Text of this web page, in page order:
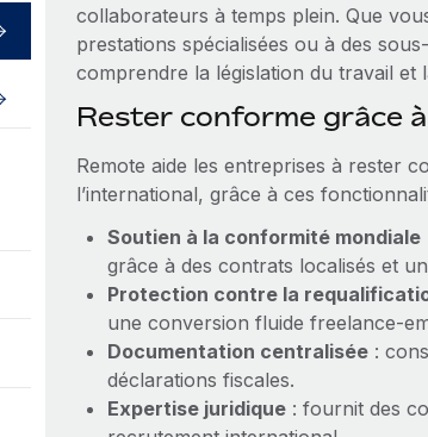
collaborateurs à temps plein. Que
prestations spécialisées ou à des
comprendre la législation du travail et
Rester conforme grâce
Remote aide les entreprises à rester
l’international, grâce à ces
Soutien à la conformité mondiale
grâce à des contrats localisés et
Protection contre la
une conversion fluide freelance-
Documentation centralisée:
déclarations fiscales.
Expertise juridique: fournit des